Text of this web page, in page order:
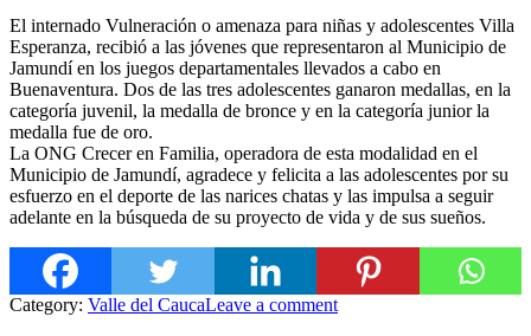
El internado Vulneración o amenaza para niñas y adolescentes Villa
Esperanza, recibió a las jóvenes que representaron al Municipio de
Jamundí en los juegos departamentales llevados a cabo en
Buenaventura. Dos de las tres adolescentes ganaron medallas, en la
categoría juvenil, la medalla de bronce y en la categoría junior la
medalla fue de oro.
La ONG Crecer en Familia, operadora de esta modalidad en el
Municipio de Jamundí, agradece y felicita a las adolescentes por su
esfuerzo en el deporte de las narices chatas y las impulsa a seguir
adelante en la búsqueda de su proyecto de vida y de sus sueños.
Category: Valle del CaucaLeave a comment